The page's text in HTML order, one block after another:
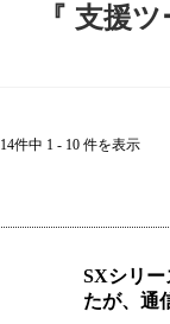
セ
『 支援
14件中 1 - 10 件を表示
SXシリ
たが、通